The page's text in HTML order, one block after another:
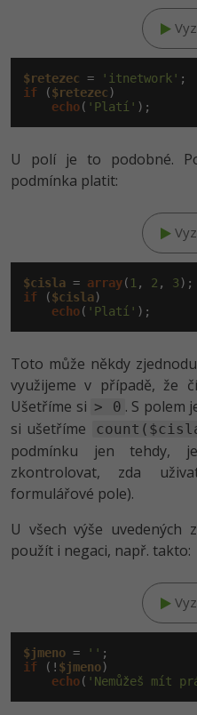
$retezec = 'itnetwork'
if ($retezec)
echo( 'Platí'
U polí je to podobné.
podmínka platit:
$cisla = array( 1 , 2 , 3
if ($cisla)
echo( 'Platí'
Toto může někdy
využijeme v případě, že
Ušetříme si > 0 . S polem
si ušetříme
podmínku jen tehdy,
zkontrolovat, zda
formulářové pole).
U všech výše uvedených
použít i negaci, např. takto:
$jmeno = ''
if (! $jmeno)
echo( 'Nemůžeš mít